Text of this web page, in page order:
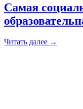
Самая
Читать далее →